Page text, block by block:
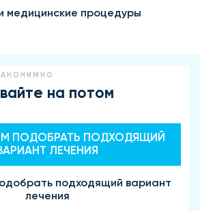
медицинские процедуры
АНОНИМНО
на потом
ПОДОБРАТЬ ПОДХОДЯЩИЙ
ЛЕЧЕНИЯ
подходящий вариант
лечения